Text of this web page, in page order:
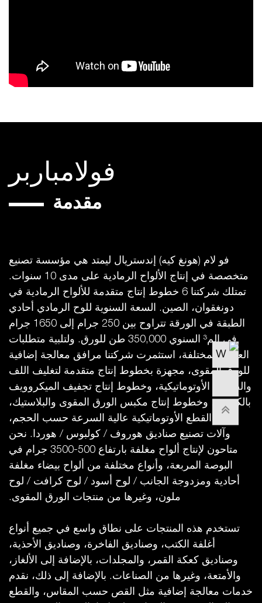
فولامباربر
مقدمة
فو لام (هونغ كيه) إندستريال ليمتد هي مؤسسة تصنيع
متخصصة في إنتاج الألواح الرمادية على مدى 10 سنوات.
تمتلك شركتنا 6 خطوط إنتاج متقدمة للألواح الرمادية في
دونغقوان، الصين. السعة السنوية للوح الرمادي أحادي
الطبقة في الورقة تتراوح بين 250 جرام إلى 1650 جرام
في الم³ السنوي 350,000 طن للورق. ولتلبية متطلبات
العملاء المختلفة، استثمرت شركتنا مرافق معالجة إضافية
للورق المقوى، مجهزة بخطوط إنتاج متقدمة لتغليف اللف
والصفائح الأوتوماتيكية، وخطوط إنتاج تجفيف الميكروويف
بالكرتون، وخطوط إنتاج مكبس الورق المقوى والبلاستيك،
وآلات القطع الأوتوماتيكية عالية السرعة حسب الحجم،
وآلات تصنيع صناديق هوروف / كولبوس / هوردا. نحن
متاحون لإنتاج ألواح مغلفة بارتفاع 500-3500 جرام في
البوصة المربعة، وأنواع مختلفة من ألواح بيضاء مغلفة
أحادية ومزدوجة الجانب / لوح أسود / لوح كرافت / لوح
ملون، وغيرها من منتجات الورق المقوى.
تستخدم هذه المنتجات على نطاق واسع في جميع أنواع
أغلفة الكتب، وصناديق الفاخرة، وصناديق الأحذية،
وصناديق كعكة القمر، والمجلدات، بالإضافة إلى الألغاز،
والأمتعة، وغيرها من الصناعات. بالإضافة إلى ذلك، نقدم
خدمات معالجة إضافية مثل القص حسب المقاس، والقطع